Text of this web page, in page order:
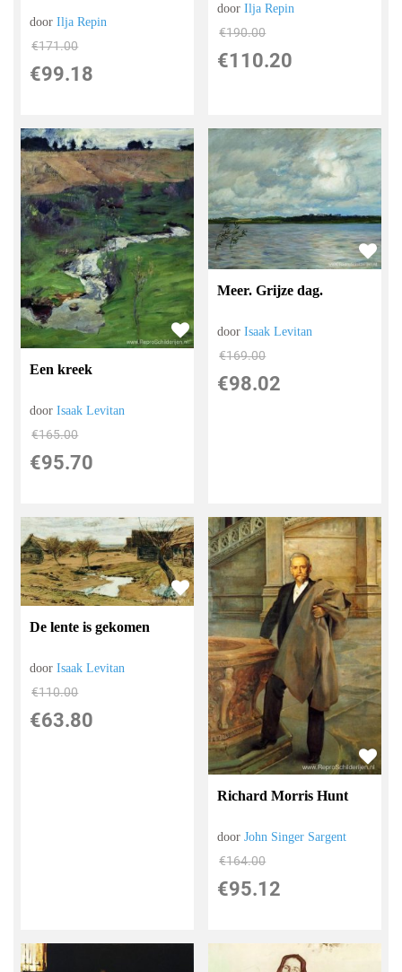
doorIlja Repin
€171.00
€99.18
doorIlja Repin
€190.00
€110.20
Een kreek
doorIsaak Levitan
€165.00
€95.70
Meer. Grijze dag.
doorIsaak Levitan
€169.00
€98.02
De lente is gekomen
doorIsaak Levitan
€110.00
€63.80
Richard Morris Hunt
doorJohn Singer Sargent
€164.00
€95.12